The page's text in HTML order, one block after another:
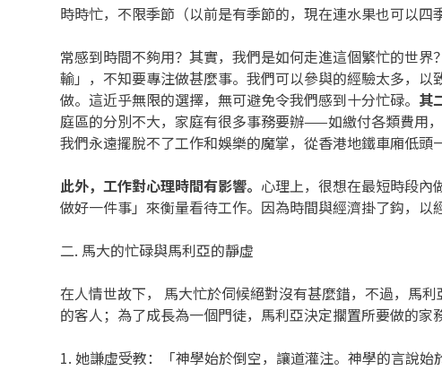
時時忙，不限季節（以前是有季節的，現在連水果也可以四
常感到時間不夠用？其實，我們是如何走進這個繁忙的世界
輸」，不知要專注做甚麼事。我們可以參與的經驗太多，
做。這近乎無限的選擇，無可避免令我們感到十分忙碌。 其
庭區的分別不大，家庭有很多事務要辦——如繳付各類費用
我們永遠擺脫不了工作和娛樂的魔掌，從香港地鐵車廂低
此外，工作對心理時間有影響。 心理上，很想在最短時段內
做好一件事」來衡量看待工作。因為時間與經濟掛了鈎，
二. 馬大的忙碌與馬利亞的靜虛
在人情世故下， 馬大忙於伺候絕對沒有甚麼錯，不過，馬
的客人；為了成長為一個門徒，馬利亞決定擱置所要做的家
1. 她謙虛受教：「神學始於倒空，讓道灌注。神學的言說